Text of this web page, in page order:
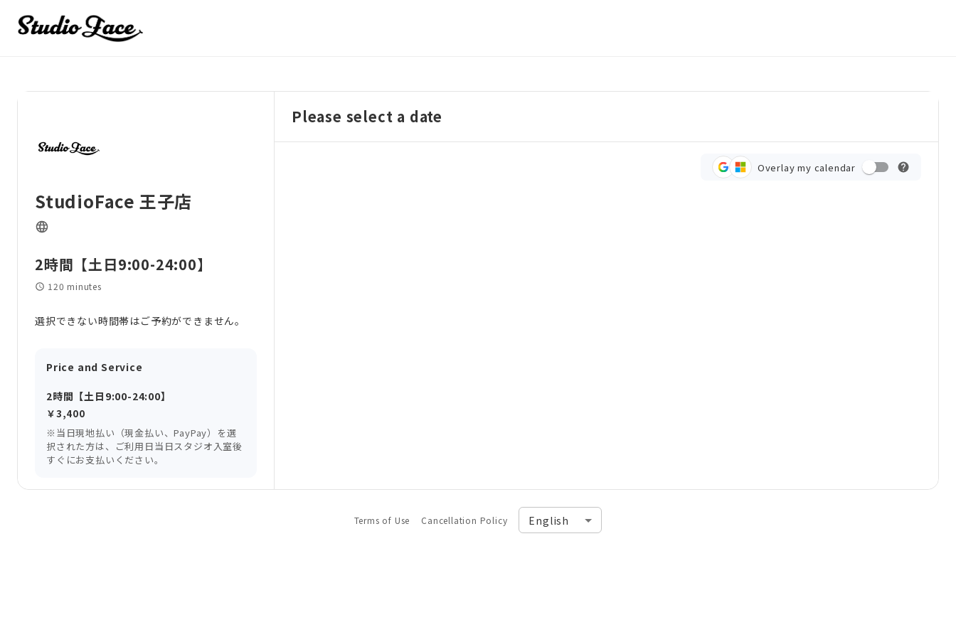
StudioFace 王子店
2時間【土日9:00-24:00】
120 minutes
選択できない時間帯はご予約ができません。
Price and Service
2時間【土日9:00-24:00】
￥3,400
※当日現地払い（現金払い、PayPay）を選
択された方は、ご利用日当日スタジオ入室後
すぐにお支払いください。
Please select a date
Overlay my calendar
Terms of Use Cancellation Policy